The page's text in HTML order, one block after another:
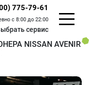
775-79-61
с 8:00 до 22:00
сервис
NISSAN AVENIR